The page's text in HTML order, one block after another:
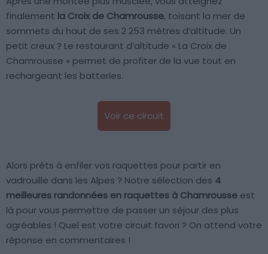
finalement la Croix de Chamrousse, toisant la mer de
sommets du haut de ses 2 253 mètres d’altitude. Un
petit creux ? Le restaurant d’altitude « La Croix de
Chamrousse » permet de profiter de la vue tout en
rechargeant les batteries.
Voir ce circuit
Alors prêts à enfiler vos raquettes pour partir en
vadrouille dans les Alpes ? Notre sélection des 4
meilleures randonnées en raquettes à Chamrousse est
là pour vous permettre de passer un séjour des plus
agréables ! Quel est votre circuit favori ? On attend votre
réponse en commentaires !